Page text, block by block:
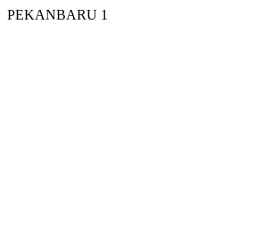
PEKANBARU 1